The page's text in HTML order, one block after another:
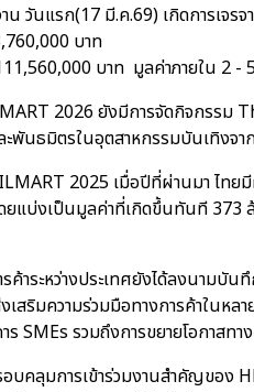
น วันแรก(17 มี.ค.69) เกิดการเจร
บาท
บาท มูลค่าภายใน 2
2026 ยังมีการจัดกิจกรรม
พันธมิตรในอุตสาหกรรมบันเทิงจา
2025 เมื่อปีที่ผ่านมา ไทย
ยแบ่งเป็นมูลค่าที่เกิดขึ้นทันที 373
ค้าระหว่างประเทศยังได้ลงนาม
สริมความร่วมมือทางการค้าในห
SMEs รวมถึงการขยายโอกาสท
บคลุมการเข้าร่วมงานสำคัญของ